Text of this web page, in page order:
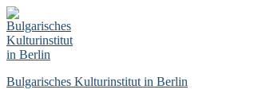
Skip
to
content
Menu
Close
Bulgarisches Kulturinstitut in Berlin